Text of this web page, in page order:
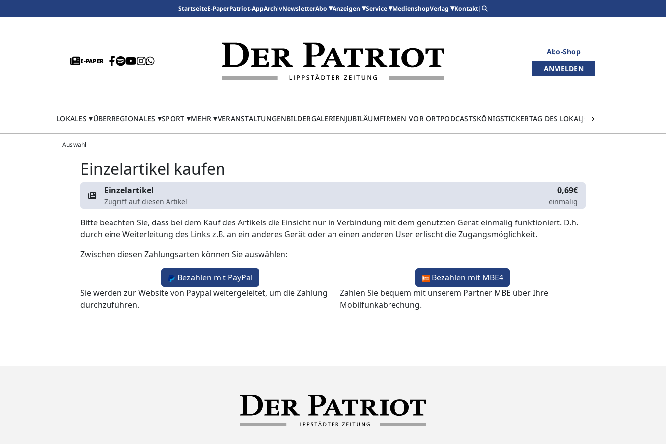
StartseiteE-PaperPatriot-AppArchivNewsletterAbo Anzeigen Service MedienshopVerlag Kontakt|
E-PAPER
Abo-Shop
ANMELDEN
LOKALES ÜBERREGIONALES SPORT MEHR VERANSTALTUNGENBILDERGALERIENJUBILÄUMFIRMEN VOR ORTPODCASTSKÖNIGSTICKERTAG DES LOKALJOURNALISMUS
Auswahl
Einzelartikel kaufen
Einzelartikel
Zugriff auf diesen Artikel
0,69€
einmalig
Bitte beachten Sie, dass bei dem Kauf des Artikels die Einsicht nur in Verbindung mit dem genutzten Gerät einmalig funktioniert. D.h.
durch eine Weiterleitung des Links z.B. an ein anderes Gerät oder an einen anderen User erlischt die Zugangsmöglichkeit.
Zwischen diesen Zahlungsarten können Sie auswählen:
Bezahlen mit PayPal
Sie werden zur Website von Paypal weitergeleitet, um die Zahlung
durchzuführen.
Bezahlen mit MBE4
Zahlen Sie bequem mit unserem Partner MBE über Ihre
Mobilfunkabrechung.